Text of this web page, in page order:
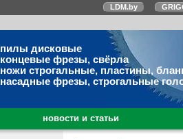
LDM.by
пилы дисковые
концевые фрезы, свёрла
ножи строгальные, пластины,
насадные фрезы, строгальные
новости и статьи